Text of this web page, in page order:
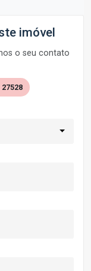
imóvel
o seu contato